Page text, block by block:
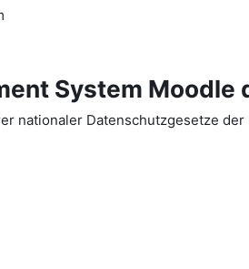
System Moodle
nationaler Datenschutzgesetze